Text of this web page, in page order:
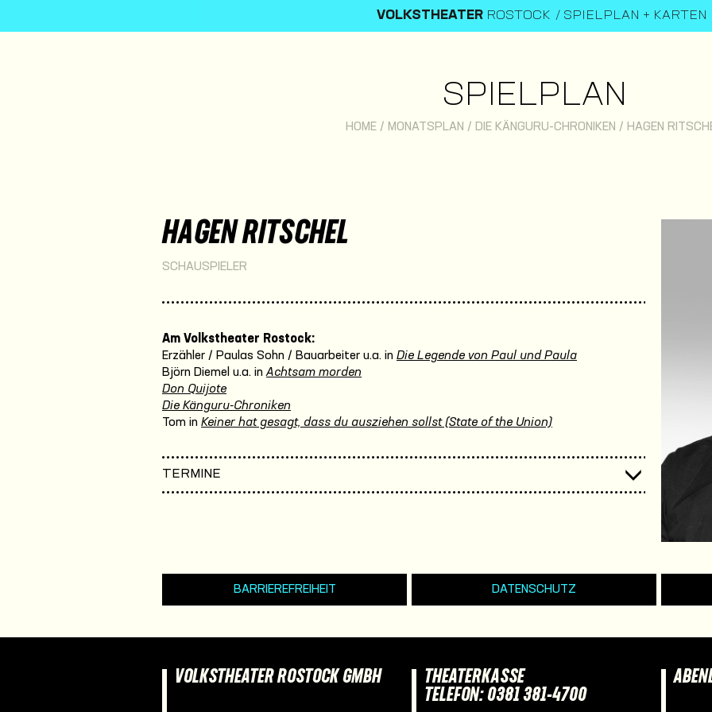
VOLKSTHEATER ROSTOCK SPIELPLAN + KARTEN
SPIELPLAN
HOME / MONATSPLAN / DIE KÄNGURU-CHRONIKEN / HAGEN
HAGEN RITSCHEL
SCHAUSPIELER
Am Volkstheater Rostock:
Erzähler / Paulas Sohn / Bauarbeiter u.a. in Die Legende von Paul und Paula
Björn Diemel u.a. in Achtsam morden
Don Quijote
Die Känguru-Chroniken
Tom in Keiner hat gesagt, dass du ausziehen sollst (State of the Union)
TERMINE
BARRIEREFREIHEIT DATENSCHUTZ
VOLKSTHEATER ROSTOCK GMBH
THEATERKASSE
TELEFON: 0381 381-4700